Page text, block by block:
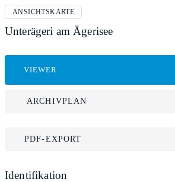
ANSICHTSKARTE
Unterägeri am Ägerisee
VIEWER
ARCHIVPLAN
PDF-EXPORT
Identifikation